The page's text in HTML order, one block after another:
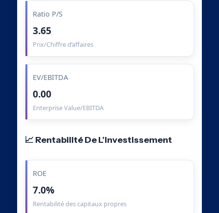
Ratio P/S
3.65
Prix/Chiffre d’affaires
EV/EBITDA
0.00
Enterprise Value/EBITDA
📈 Rentabilité De L’Investissement
ROE
7.0%
Rentabilité des capitaux propres